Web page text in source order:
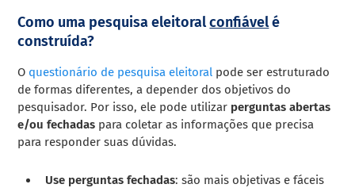
Como uma pesquisa eleitoralconfiávelé
construída?
O questionário de pesquisa eleitoral pode ser estruturado
de formas diferentes, a depender dos objetivos do
pesquisador. Por isso, ele pode utilizar perguntas abertas
e/ou fechadas para coletar as informações que precisa
para responder suas dúvidas.
Use perguntas fechadas: são mais objetivas e fáceis